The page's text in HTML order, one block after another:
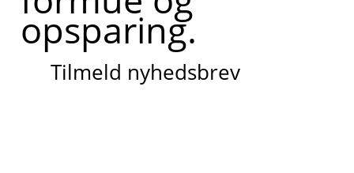
opsparing.
Tilmeld nyhedsbrev